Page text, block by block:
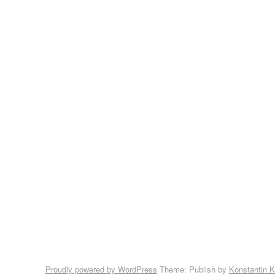
Proudly powered by WordPress Theme: Publish by Konstantin